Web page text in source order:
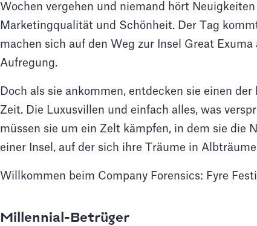
Wochen vergehen und niemand hört
Marketingqualität und Schönheit. Der Tag
machen sich auf den Weg zur Insel Great
Aufregung.
Doch als sie ankommen, entdecken sie einen
Zeit. Die Luxusvillen und einfach alles, was
müssen sie um ein Zelt kämpfen, in dem sie die
einer Insel, auf der sich ihre Träume in
Willkommen beim Company Forensics: Fyre
Millennial-Betrüger